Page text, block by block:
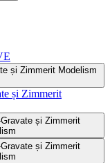
și Zimmerit Modelism
și Zimmerit